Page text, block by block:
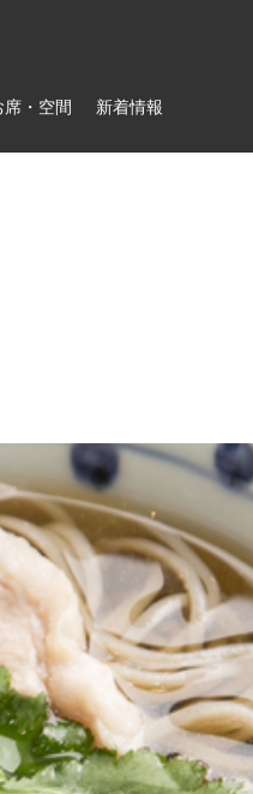
席・空間 新着情報